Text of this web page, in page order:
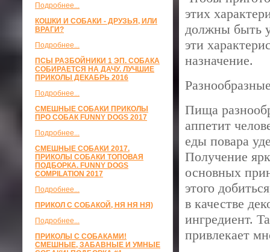
Подробнее...
КОШКИ И СОБАКИ - ДРУЗЬЯ, ИЛИ
ВРАГИ?
Подробнее...
ПСЫ РАЗБОЙНИКИ 1 ЭП. СОБАКА
СОБИРАЕТСЯ НА ДАЧУ. ЛУЧШИЕ
ПРИКОЛЫ ДЕКАБРЬ 2016
Подробнее...
СМЕШНЫЕ СОБАКИ ПРИКОЛЫ
ПРО СОБАК FUNNY DOGS 2017
Подробнее...
СМЕШНЫЕ СОБАКИ 2017.
ПРИКОЛЫ СОБАКИ ТОПОВАЯ
ПОДБОРКА. FUNNY DOGS
COMPILATION 2017
Подробнее...
ПРИКОЛ С СОБАКОЙ, НЯ НЯ НЯ)
Подробнее...
ПРИКОЛЫ С СОБАКАМИ!
СМЕШНЫЕ, ЗАБАВНЫЕ И УМНЫЕ
этих
должны быть
эти
назначение.
Пища
аппетит
еды повара
Получение
основных
этого
в качестве
ингредиент.
привлекает